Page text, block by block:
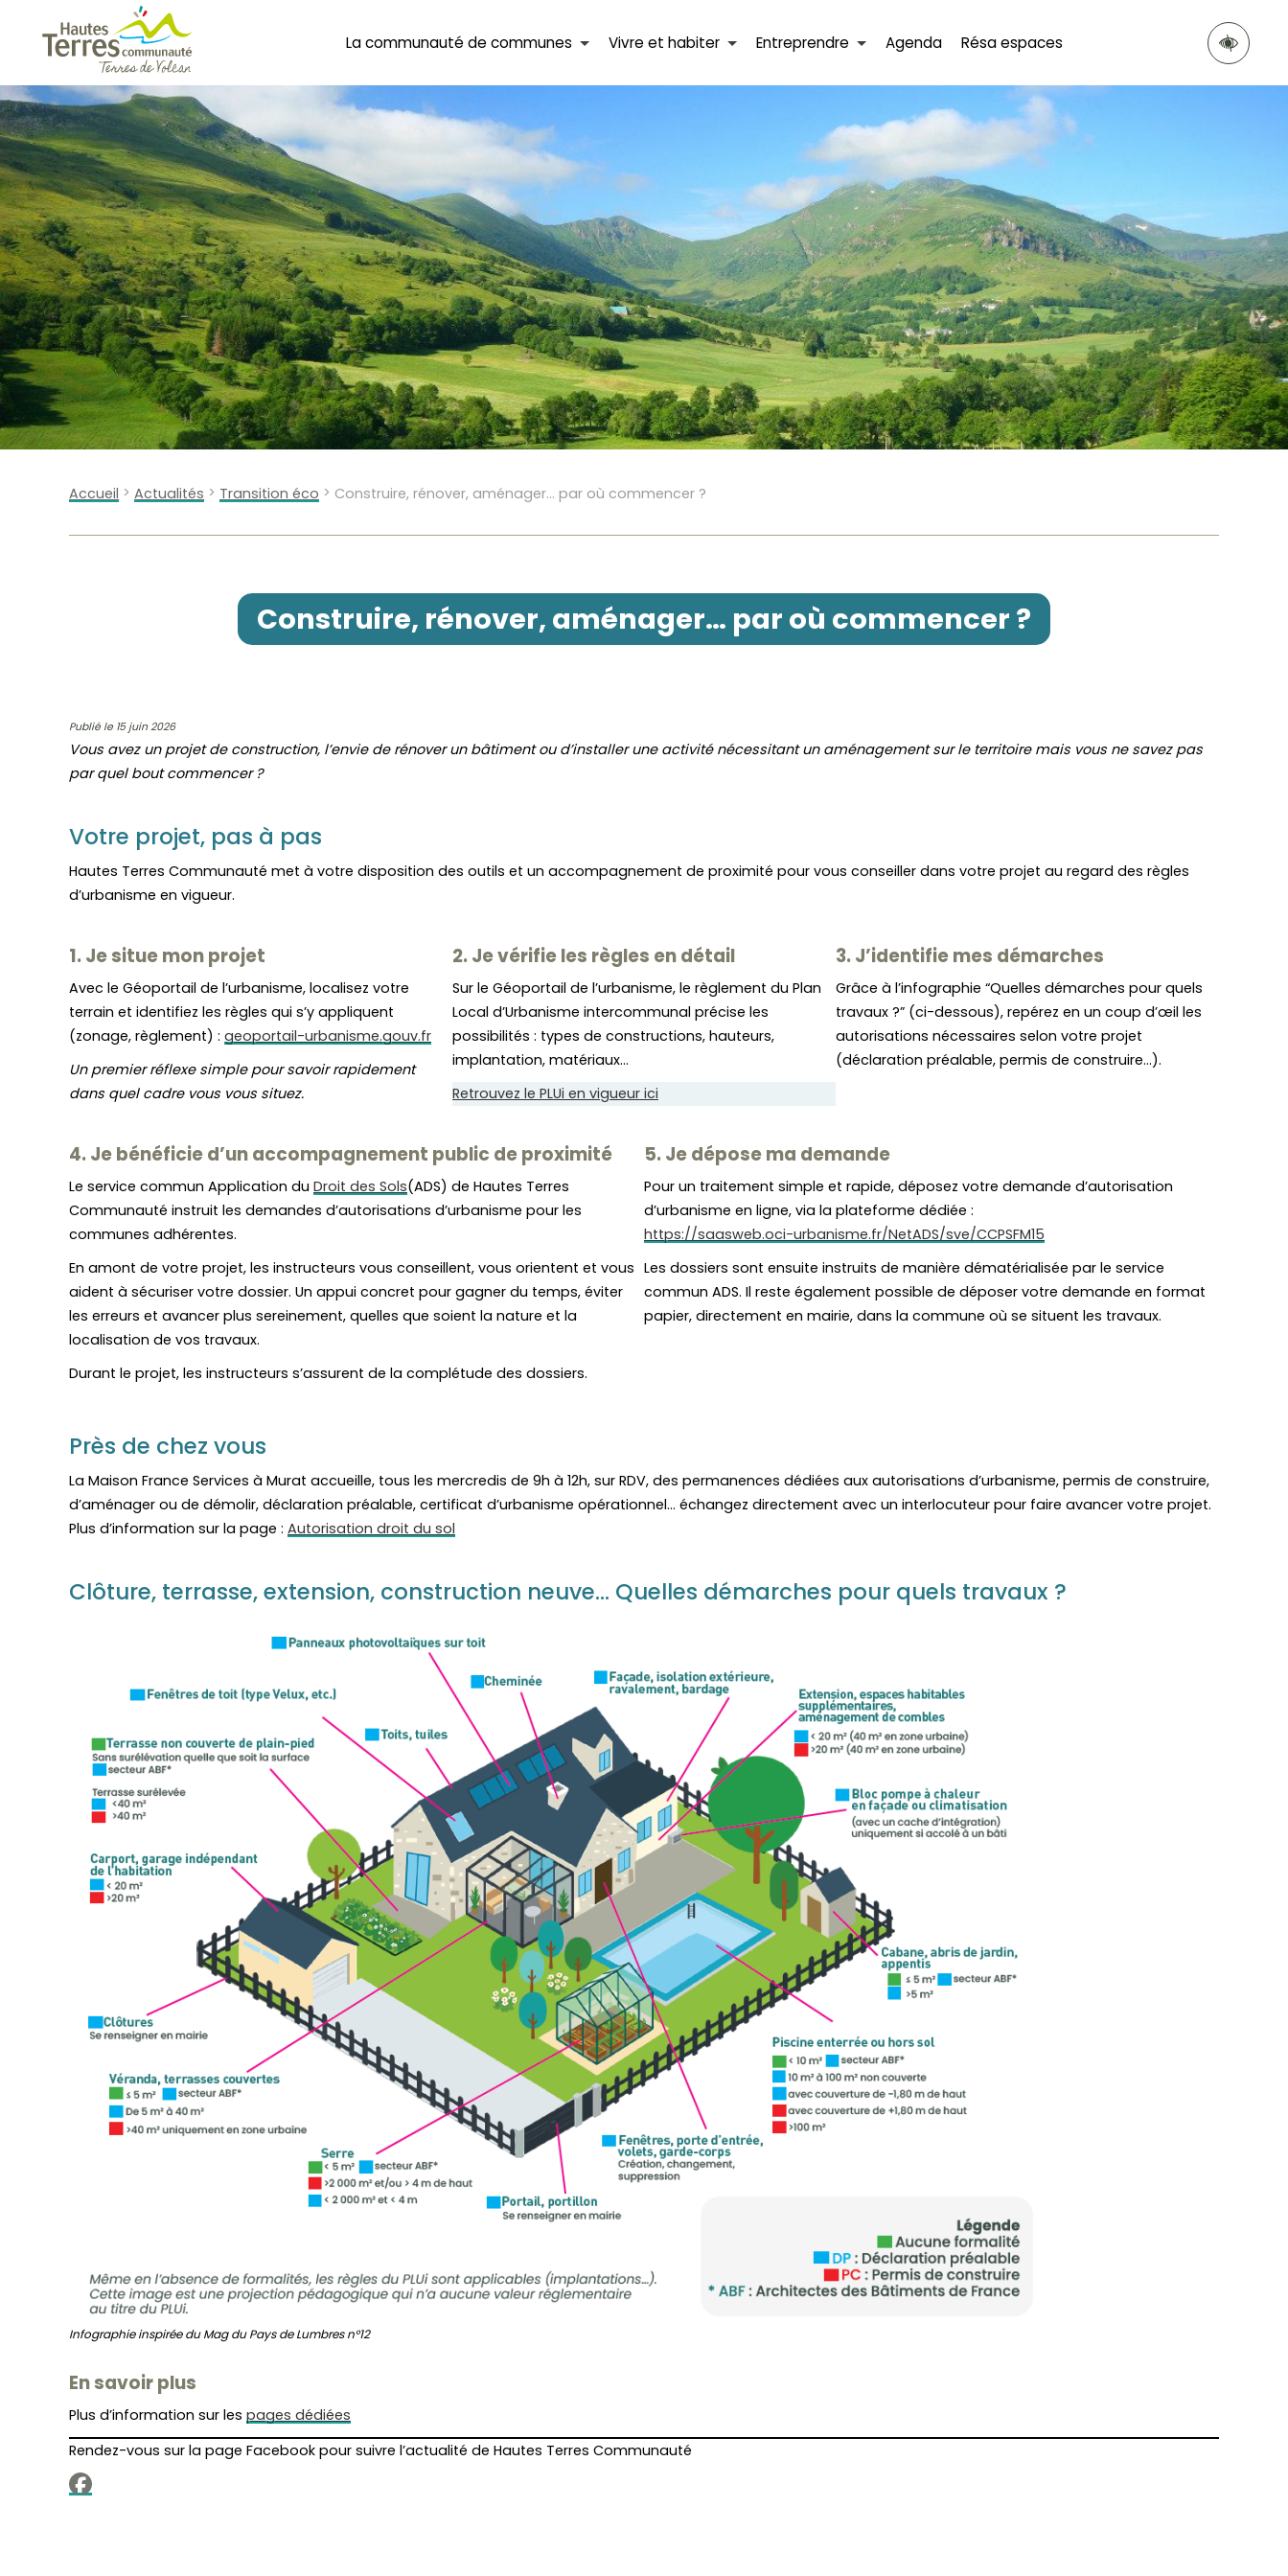
La communauté de communes Vivre et habiter Entreprendre Agenda Résa espaces
Accueil > Actualités > Transition éco > Construire, rénover, aménager… par où commencer ?
Construire, rénover, aménager… par où commencer ?
Publié le 15 juin 2026
Vous avez un projet de construction, l’envie de rénover un bâtiment ou d’installer une activité nécessitant un aménagement sur le territoire mais vous ne savez pas
par quel bout commencer ?
Votre projet, pas à pas
Hautes Terres Communauté met à votre disposition des outils et un accompagnement de proximité pour vous conseiller dans votre projet au regard des règles
d’urbanisme en vigueur.
1. Je situe mon projet
Avec le Géoportail de l’urbanisme, localisez votre
terrain et identifiez les règles qui s’y appliquent
(zonage, règlement) : geoportail-urbanisme.gouv.fr
Un premier réflexe simple pour savoir rapidement
dans quel cadre vous vous situez.
2. Je vérifie les règles en détail
Sur le Géoportail de l’urbanisme, le règlement du Plan
Local d’Urbanisme intercommunal précise les
possibilités : types de constructions, hauteurs,
implantation, matériaux…
Retrouvez le PLUi en vigueur ici
3. J’identifie mes démarches
Grâce à l’infographie “Quelles démarches pour quels
travaux ?” (ci-dessous), repérez en un coup d’œil les
autorisations nécessaires selon votre projet
(déclaration préalable, permis de construire…).
4. Je bénéficie d’un accompagnement public de proximité
Le service commun Application du Droit des Sols(ADS) de Hautes Terres
Communauté instruit les demandes d’autorisations d’urbanisme pour les
communes adhérentes.
En amont de votre projet, les instructeurs vous conseillent, vous orientent et vous
aident à sécuriser votre dossier. Un appui concret pour gagner du temps, éviter
les erreurs et avancer plus sereinement, quelles que soient la nature et la
localisation de vos travaux.
Durant le projet, les instructeurs s’assurent de la complétude des dossiers.
5. Je dépose ma demande
Pour un traitement simple et rapide, déposez votre demande d’autorisation
d’urbanisme en ligne, via la plateforme dédiée :
https://saasweb.oci-urbanisme.fr/NetADS/sve/CCPSFM15
Les dossiers sont ensuite instruits de manière dématérialisée par le service
commun ADS. Il reste également possible de déposer votre demande en format
papier, directement en mairie, dans la commune où se situent les travaux.
Près de chez vous
La Maison France Services à Murat accueille, tous les mercredis de 9h à 12h, sur RDV, des permanences dédiées aux autorisations d’urbanisme, permis de construire,
d’aménager ou de démolir, déclaration préalable, certificat d’urbanisme opérationnel… échangez directement avec un interlocuteur pour faire avancer votre projet.
Plus d’information sur la page : Autorisation droit du sol
Clôture, terrasse, extension, construction neuve… Quelles démarches pour quels travaux ?
Infographie inspirée du Mag du Pays de Lumbres n°12
En savoir plus
Plus d’information sur les pages dédiées
Rendez-vous sur la page Facebook pour suivre l’actualité de Hautes Terres Communauté